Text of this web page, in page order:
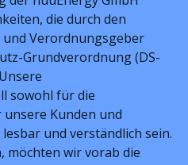
die durch den
und Verordnungsgeber
Grundverordnung (DS-
sowohl für die
Kunden und
und verständlich sein.
möchten wir vorab die